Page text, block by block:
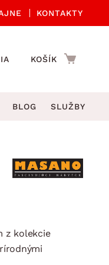
KONTAKTY
KOŠÍK
BLOG SLUŽBY
z kolekcie